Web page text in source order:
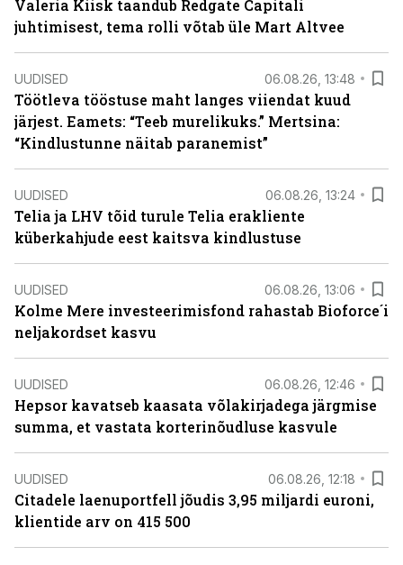
Valeria Kiisk taandub Redgate Capitali
juhtimisest, tema rolli võtab üle Mart Altvee
UUDISED 06.08.26, 13:48
Töötleva tööstuse maht langes viiendat kuud
järjest. Eamets: “Teeb murelikuks.” Mertsina:
“Kindlustunne näitab paranemist”
UUDISED 06.08.26, 13:24
Telia ja LHV tõid turule Telia erakliente
küberkahjude eest kaitsva kindlustuse
UUDISED 06.08.26, 13:06
Kolme Mere investeerimisfond rahastab Bioforce´i
neljakordset kasvu
UUDISED 06.08.26, 12:46
Hepsor kavatseb kaasata võlakirjadega järgmise
summa, et vastata korterinõudluse kasvule
UUDISED 06.08.26, 12:18
Citadele laenuportfell jõudis 3,95 miljardi euroni,
klientide arv on 415 500